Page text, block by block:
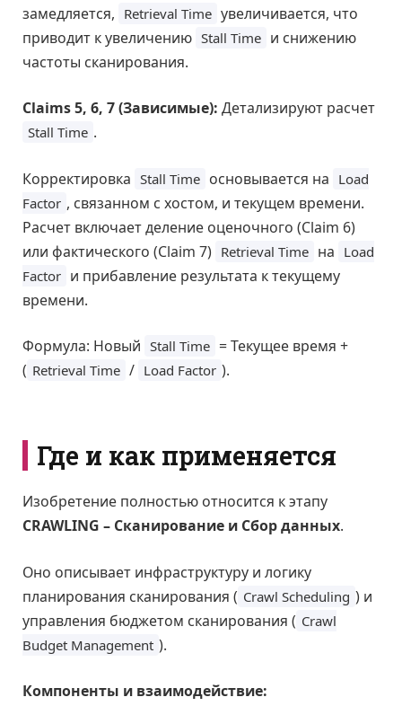
замедляется, Retrieval Time увеличивается, что
приводит к увеличению Stall Time и снижению
частоты сканирования.
Claims 5, 6, 7 (Зависимые): Детализируют расчет
Stall Time .
Корректировка Stall Time основывается на Load
Factor , связанном с хостом, и текущем времени.
Расчет включает деление оценочного (Claim 6)
или фактического (Claim 7) Retrieval Time на Load
Factor и прибавление результата к текущему
времени.
Формула: Новый Stall Time = Текущее время +
( Retrieval Time / Load Factor ).
Где и как применяется
Изобретение полностью относится к этапу
CRAWLING – Сканирование и Сбор данных.
Оно описывает инфраструктуру и логику
планирования сканирования ( Crawl Scheduling ) и
управления бюджетом сканирования ( Crawl
Budget Management ).
Компоненты и взаимодействие: